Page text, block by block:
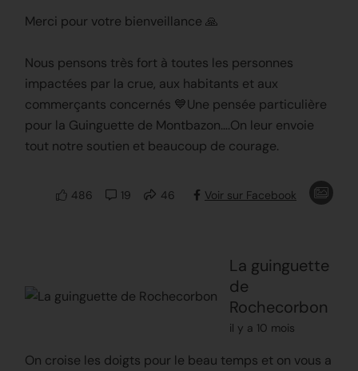
Merci pour votre bienveillance 🙏
Nous pensons très fort à toutes les personnes
impactées par la crue, aux habitants et aux
commerçants concernés 💙Une pensée particulière
pour la Guinguette de Montbazon….On leur envoie
tout notre soutien et beaucoup de courage.
486 19 46 Voir sur Facebook
La guinguette
de
Rochecorbon
il y a 10 mois
On croise les doigts pour le beau temps et on vous a